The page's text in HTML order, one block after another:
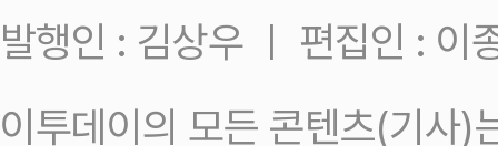
발행인 : 김상우 ㅣ 편집인 : 이
이투데이의 모든 콘텐츠(기사)